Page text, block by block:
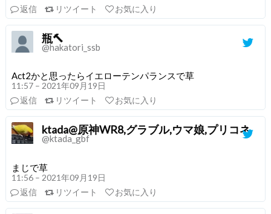
返信
リツイート お気に入り
瓶🔨
@hakatori_ssb
Act2かと思ったらイエローテンパランスで草
11:57 – 2021年09月19日
返信
リツイート お気に入り
ktada@原神WR8,グラブル,ウマ娘,プリコネ
@ktada_gbf
まじで草
11:56 – 2021年09月19日
返信
リツイート お気に入り